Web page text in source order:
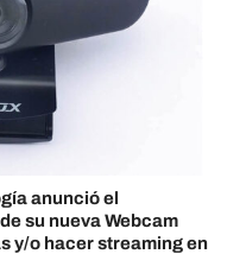
anunció el
su nueva Webcam
y/o hacer streaming en